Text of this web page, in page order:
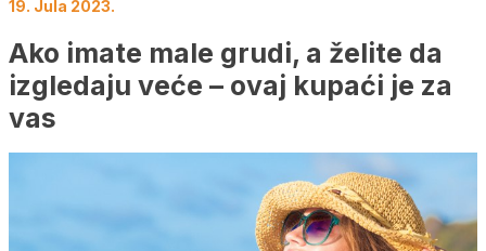
19. Jula 2023.
Ako imate male grudi, a želite da
izgledaju veće – ovaj kupaći je za
vas